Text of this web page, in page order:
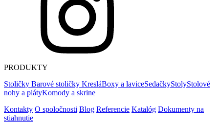
PRODUKTY
Stoličky Barové stoličky KresláBoxy a laviceSedačkyStolyStolové
nohy a plátyKomody a skrine
Kontakty O spoločnosti Blog Referencie Katalóg Dokumenty na
stiahnutie